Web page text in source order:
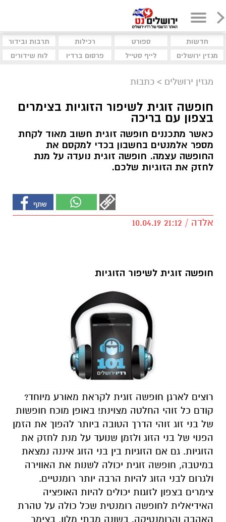
חדשות ספורט רכילות
תרבות ובידור
מגזין ירושלים
לייף סטייל פרסום ברדיו לוח שידורים
מגזין ירושלים > כתבות
חופשה זוגית לשיפור הזוגיות בצימרים
בצפון עם בריכה
כאשר מתכננים חופשה זוגית חשוב מאוד לקחת
מספר אלמנטים בחשבון בכדי למקסם את
החופשה עצמה. חופשה זוגית נועדה על מנת
לחזק את הזוגיות שלכם.
אלדה / 21:12 10.04.19
חופשה זוגית לשיפור הזוגיות
רוצים לארגן חופשה זוגית לקראת מאורע מיוחד?
קודם כל זוהי החלטה מצוינת! באופן מוכח חופשות
של בני זוג זוהי הדרך הטובה ביותר להפוך את הזמן
הפנוי של בני הזוג ולזמן שנועד על מנת לחזק את
הזוגיות. גם אם הזוגיות בין בני הזוג איננה נמצאת
במיטבה, חופשה זוגית יכולה לשנות את האווירה
ולגרום לבני הזוג להיות הרבה יותר רומנטיים.
צימרים בצפון לזוגות יכולים להיות האופציה
האידיאלית לחופשה רומנטית שכל כולה על טהרת
האהבה והרומנטיקה. בשונה מבתי מלון, בצימר